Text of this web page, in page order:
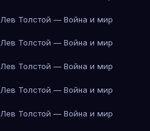
Лев Толстой — Война и мир
Лев Толстой — Война и мир
Лев Толстой — Война и мир
Лев Толстой — Война и мир
Лев Толстой — Война и мир